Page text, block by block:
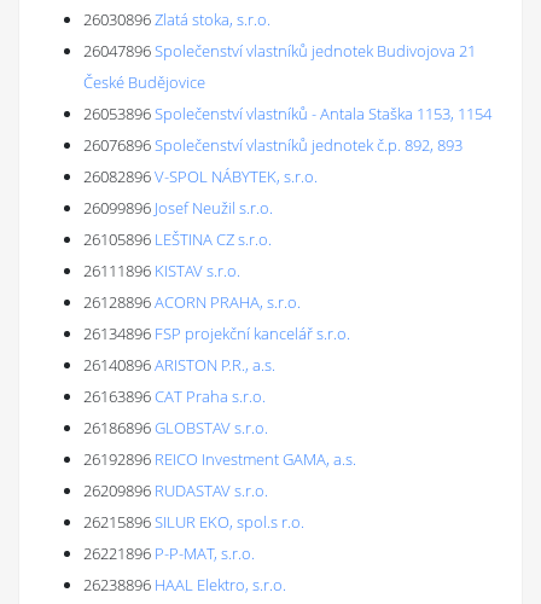
26030896Zlatá stoka, s.r.o.
26047896Společenství vlastníků jednotek Budivojova 21
České Budějovice
26053896Společenství vlastníků - Antala Staška 1153, 1154
26076896Společenství vlastníků jednotek č.p. 892, 893
26082896V-SPOL NÁBYTEK, s.r.o.
26099896 Josef Neužil s.r.o.
26105896 LEŠTINA CZ s.r.o.
26111896 KISTAV s.r.o.
26128896ACORN PRAHA, s.r.o.
26134896 FSP projekční kancelář s.r.o.
26140896ARISTON P.R., a.s.
26163896CAT Praha s.r.o.
26186896GLOBSTAV s.r.o.
26192896 REICO Investment GAMA, a.s.
26209896 RUDASTAV s.r.o.
26215896SILUR EKO, spol.s r.o.
26221896 P-P-MAT, s.r.o.
26238896 HAAL Elektro, s.r.o.